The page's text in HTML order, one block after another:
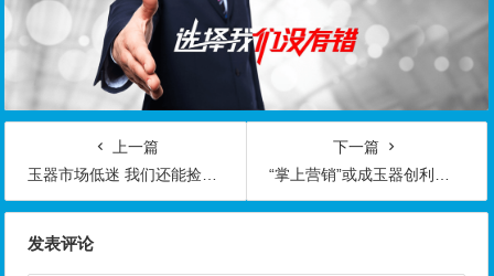
上一篇
玉器市场低迷 我们还能捡到多少“漏”
下一篇
“掌上营销”或成玉器创利新渠道
发表评论